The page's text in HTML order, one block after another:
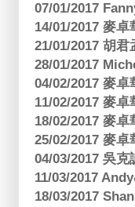
07/01/2017
14/01/2017 麥
21/01/2017 胡
28/01/2017
04/02/2017 麥
11/02/2017 麥
18/02/2017 麥
25/02/2017 麥
04/03/2017 吳
11/03/2017
18/03/2017